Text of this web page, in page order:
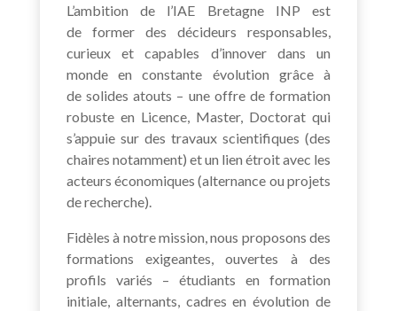
L’ambition de l’IAE Bretagne INP est
de former des décideurs responsables,
curieux et capables d’innover dans un
monde en constante évolution grâce à
de solides atouts – une offre de formation
robuste en Licence, Master, Doctorat qui
s’appuie sur des travaux scientifiques (des
chaires notamment) et un lien étroit avec les
acteurs économiques (alternance ou projets
de recherche).
Fidèles à notre mission, nous proposons des
formations exigeantes, ouvertes à des
profils variés – étudiants en formation
initiale, alternants, cadres en évolution de